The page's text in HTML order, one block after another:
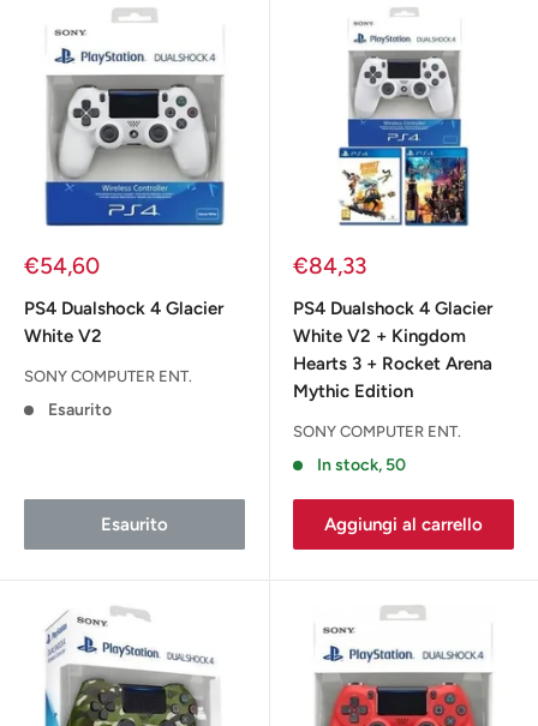
Prezzo
€54,60
PS4 Dualshock 4 Glacier
White V2
SONY COMPUTER ENT.
Esaurito
Esaurito
Prezzo
€84,33
PS4 Dualshock 4 Glacier
White V2 + Kingdom
Hearts 3 + Rocket Arena
Mythic Edition
SONY COMPUTER ENT.
In stock, 50
Aggiungi al carrello